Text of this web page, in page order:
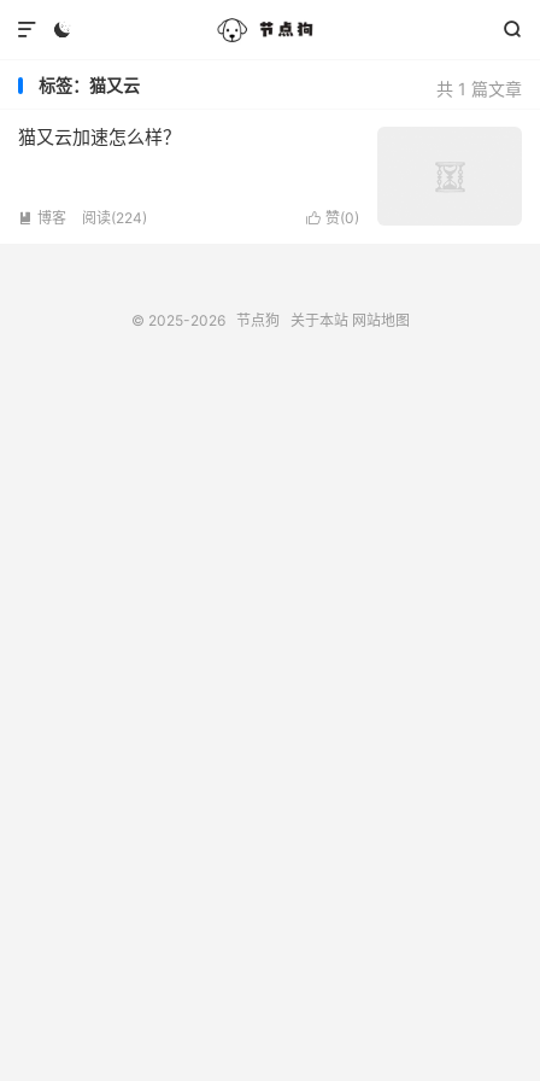
 

共 1 篇文章
标签：猫又云
猫又云加速怎么样？
 赞(0)
 博客 阅读(224)
© 2025-2026 节点狗 关于本站 网站地图